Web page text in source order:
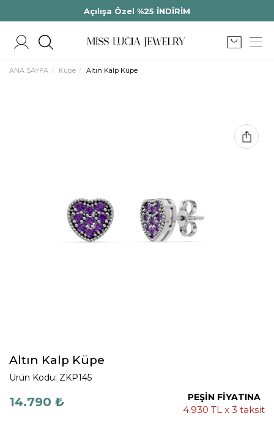
Açılışa Özel %25 İNDİRİM
ANA SAYFA Küpe Altın Kalp Küpe
Altın Kalp Küpe
Ürün Kodu: ZKP145
14.790 ₺ PEŞİN FİYATINA
4.930 TL x 3 taksit